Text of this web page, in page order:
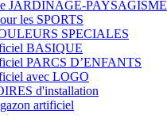
JARDINAGE-PAYSAGISME
les SPORTS
SPECIALES
BASIQUE
PARCS D’ENFANTS
avec LOGO
d'installation
artificiel